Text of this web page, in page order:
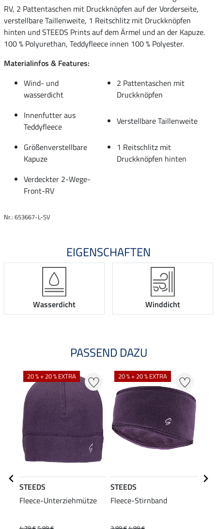
RV, 2 Pattentaschen mit Druckknöpfen auf der Vorderseite,
verstellbare Taillenweite, 1 Reitschlitz mit Druckknöpfen
hinten und STEEDS Prints auf dem Ärmel und an der Kapuze.
100 % Polyurethan, Teddyfleece innen 100 % Polyester.
Materialinfos & Features:
Wind- und
wasserdicht
2 Pattentaschen mit
Druckknöpfen
Innenfutter aus
Teddyfleece
Verstellbare Taillenweite
Größenverstellbare
Kapuze
1 Reitschlitz mit
Druckknöpfen hinten
Verdeckter 2-Wege-
Front-RV
Nr.: 653667-L-SV
EIGENSCHAFTEN
Wasserdicht Winddicht
PASSEND DAZU
20 % + 20 % EXTRA
STEEDS
Fleece-Unterziehmütze
20 % + 20 % EXTRA
STEEDS
Fleece-Stirnband